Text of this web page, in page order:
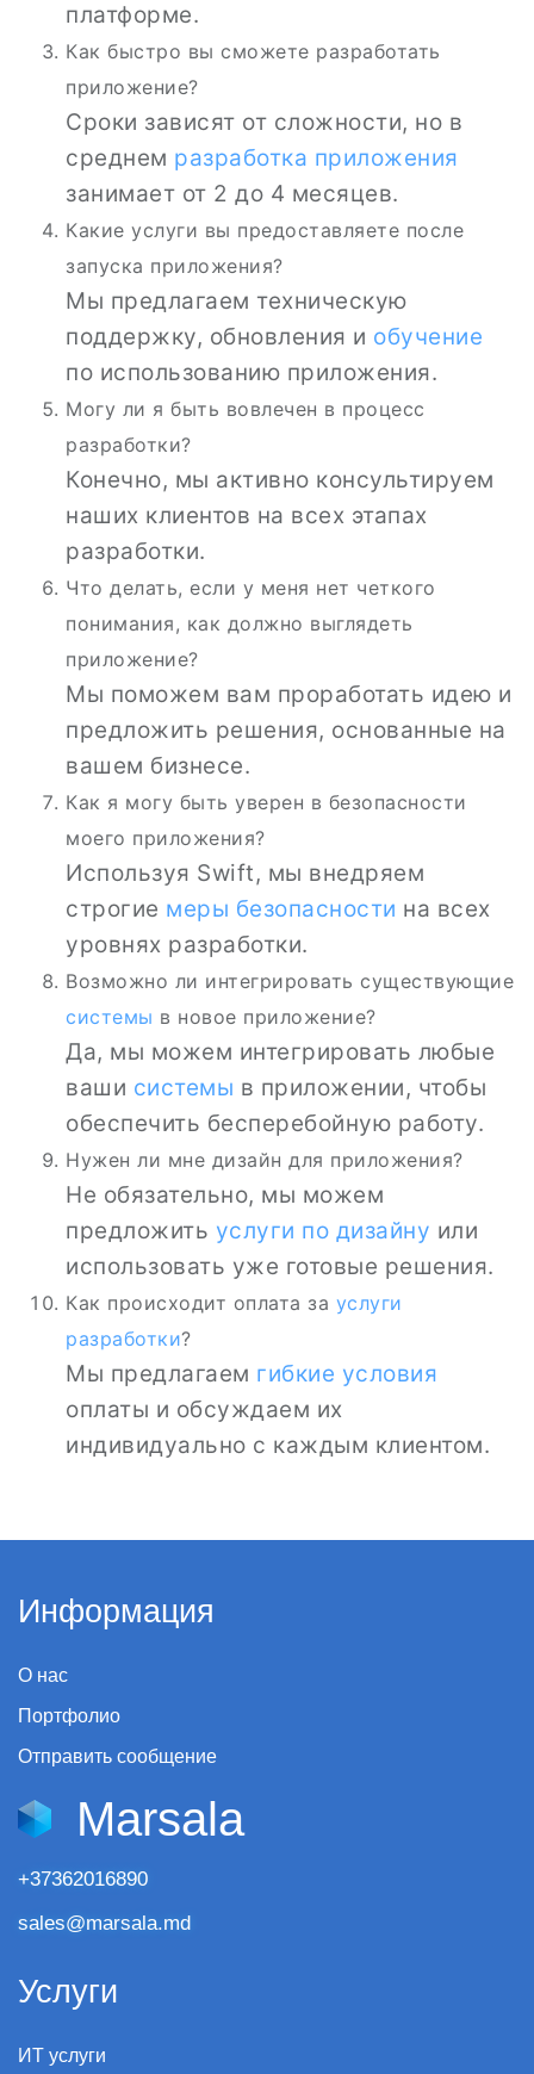
платформе.
Как быстро вы сможете разработать
приложение?
Сроки зависят от сложности, но в
среднем разработка приложения
занимает от 2 до 4 месяцев.
Какие услуги вы предоставляете после
запуска приложения?
Мы предлагаем техническую
поддержку, обновления и обучение
по использованию приложения.
Могу ли я быть вовлечен в процесс
разработки?
Конечно, мы активно консультируем
наших клиентов на всех этапах
разработки.
Что делать, если у меня нет четкого
понимания, как должно выглядеть
приложение?
Мы поможем вам проработать идею и
предложить решения, основанные на
вашем бизнесе.
Как я могу быть уверен в безопасности
моего приложения?
Используя Swift, мы внедряем
строгие меры безопасности на всех
уровнях разработки.
Возможно ли интегрировать существующие
системы в новое приложение?
Да, мы можем интегрировать любые
ваши системы в приложении, чтобы
обеспечить бесперебойную работу.
Нужен ли мне дизайн для приложения?
Не обязательно, мы можем
предложить услуги по дизайну или
использовать уже готовые решения.
Как происходит оплата за услуги
разработки?
Мы предлагаем гибкие условия
оплаты и обсуждаем их
индивидуально с каждым клиентом.
Информация
О нас
Портфолио
Отправить сообщение
Marsala
+37362016890
sales@marsala.md
Услуги
ИТ услуги